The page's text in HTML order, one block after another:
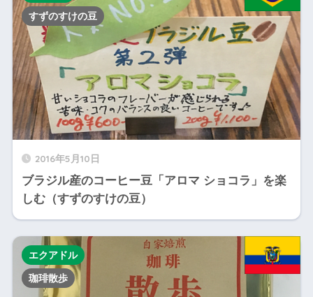
2016年5月10日
ブラジル産のコーヒー豆「アロマ ショコラ」を楽
しむ（すずのすけの豆）
すずのすけの豆
エクアドル
珈琲散歩